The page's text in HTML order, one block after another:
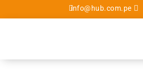
info@hub.com.pe 